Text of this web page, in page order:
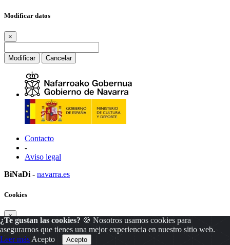
Modificar datos
×
Modificar Cancelar
Contacto
-
Aviso legal
BiNaDi - navarra.es
¿Te gustan las cookies? 🍪 Nosotros usamos cookies para
asegurarnos que tienes una mejor experiencia en nuestro sitio web.
Leer más Acepto
Cookies
×